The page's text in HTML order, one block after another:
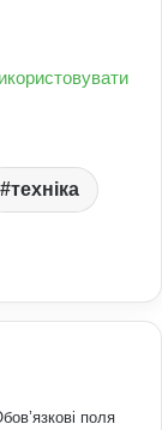
техніка
поля